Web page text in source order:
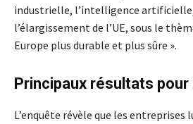
industrielle, l’intelligence
l’élargissement de l’UE, sous le
Europe plus durable et plus sûre ».
Principaux résultats
L’enquête révèle que les